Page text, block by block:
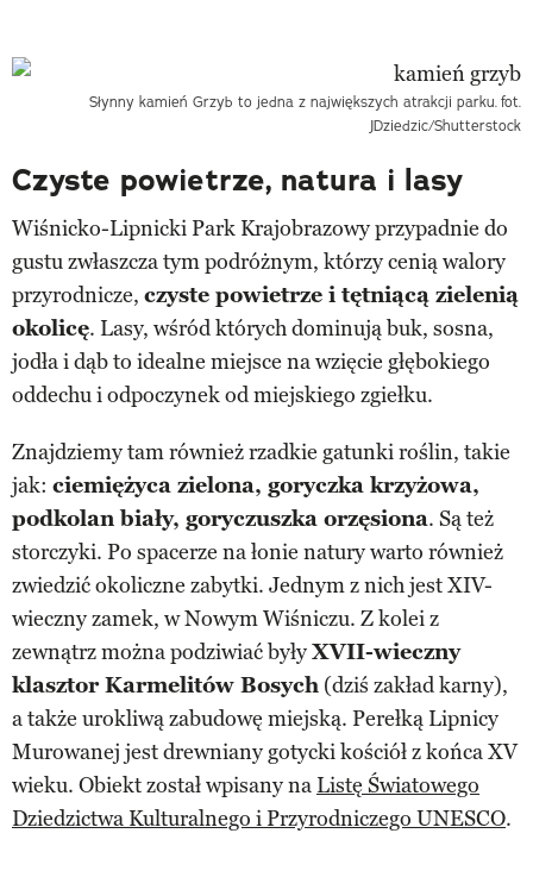
Słynny kamień Grzyb to jedna z największych atrakcji parku. fot.
JDziedzic/Shutterstock
Czyste powietrze, natura i lasy
Wiśnicko-Lipnicki Park Krajobrazowy przypadnie do
gustu zwłaszcza tym podróżnym, którzy cenią walory
przyrodnicze, czyste powietrze i tętniącą zielenią
okolicę. Lasy, wśród których dominują buk, sosna,
jodła i dąb to idealne miejsce na wzięcie głębokiego
oddechu i odpoczynek od miejskiego zgiełku.
Znajdziemy tam również rzadkie gatunki roślin, takie
jak: ciemiężyca zielona, goryczka krzyżowa,
podkolan biały, goryczuszka orzęsiona. Są też
storczyki. Po spacerze na łonie natury warto również
zwiedzić okoliczne zabytki. Jednym z nich jest XIV-
wieczny zamek, w Nowym Wiśniczu. Z kolei z
zewnątrz można podziwiać byłyXVII-wieczny
klasztor Karmelitów Bosych (dziś zakład karny),
a także urokliwą zabudowę miejską. Perełką Lipnicy
Murowanej jest drewniany gotycki kościół z końca XV
wieku. Obiekt został wpisany na Listę Światowego
Dziedzictwa Kulturalnego i Przyrodniczego UNESCO.